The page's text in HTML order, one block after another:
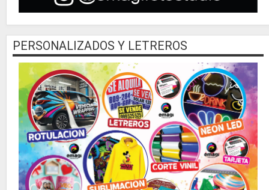
PERSONALIZADOS Y LETREROS